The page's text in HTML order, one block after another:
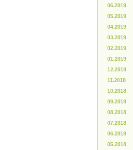
06.2019
05.2019
04.2019
03.2019
02.2019
01.2019
12.2018
11.2018
10.2018
09.2018
08.2018
07.2018
06.2018
05.2018